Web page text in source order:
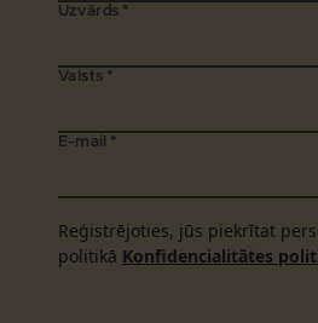
Uzvārds *
Valsts *
E-mail *
Reģistrējoties, jūs piekrītat
politikā Konfidencialitātes